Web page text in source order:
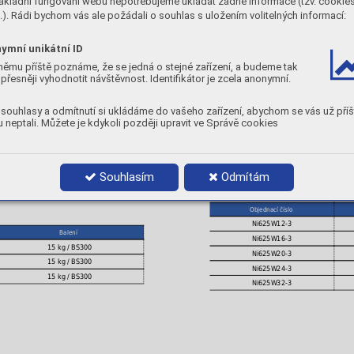
Rádi bychom vás ale požádali o souhlas s uložením volitelných informací:
unikátní ID
příště poznáme, že se jedná o stejné zařízení, a budeme tak
vyhodnotit návštěvnost. Identifikátor je zcela anonymní.
a odmítnutí si ukládáme do vašeho zařízení, abychom se vás už
neptali. Můžete je kdykoli později upravit ve Správě cookies
Souhlasím Odmítám
Mo Nb Fe
9 3,5 1,0
[ % ]
[ J ]
-196
Balení
15 kg / BS300
15 kg / BS300
15 kg / BS300
C Mn Si
0,03 0,3 0,2
AW : po svaření
POLARITA: DC -
PLYN: I1
PRŮMĚRY A BALENÍ
Objednací číslo
Ni625W12-3
Ni625W16-3
Ni625W20-3
Ni625W24-3
Ni625W32-3